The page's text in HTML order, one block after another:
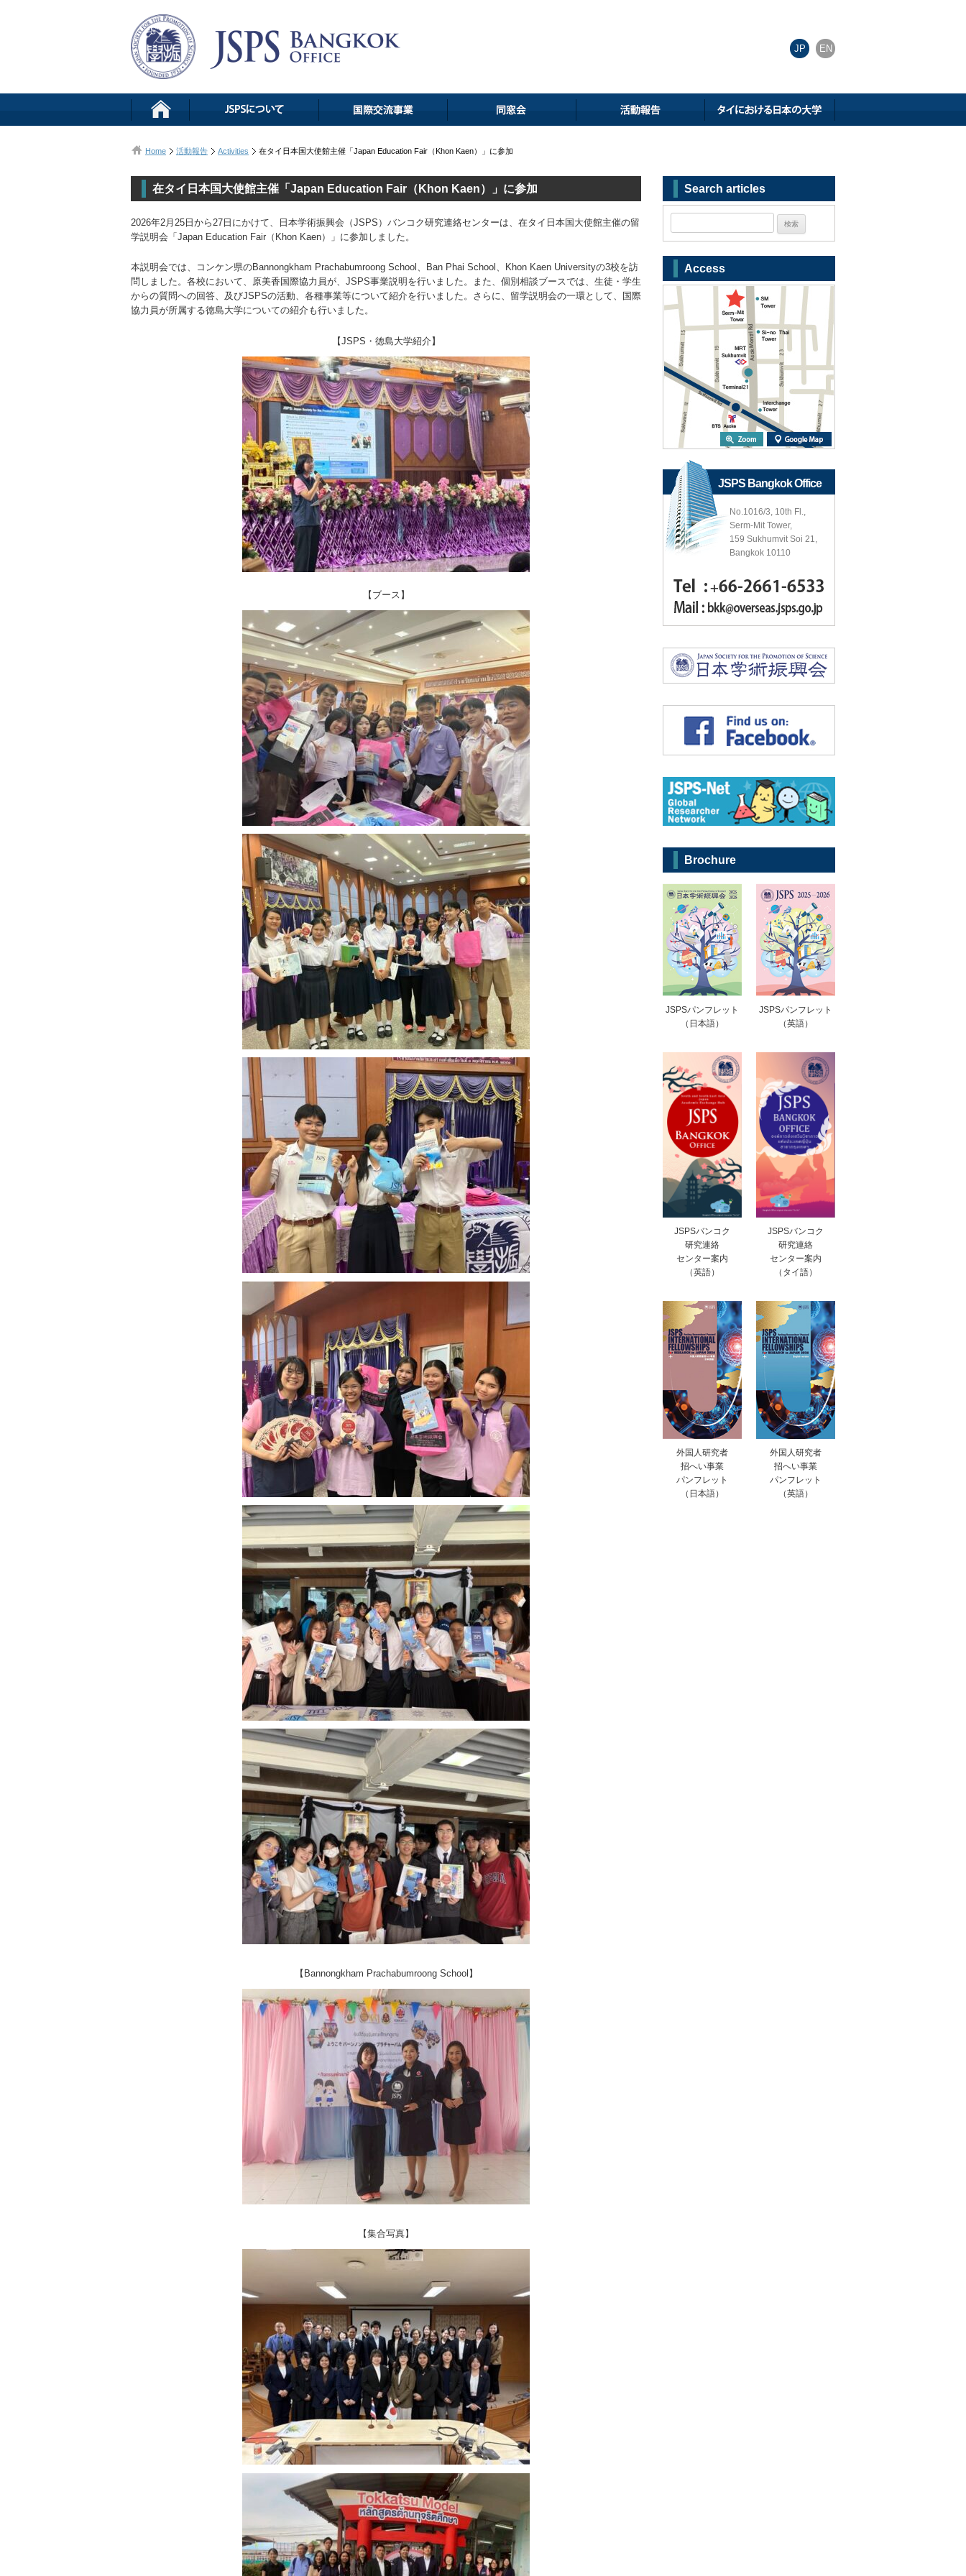
JP EN
Home 活動報告 Activities 在タイ日本国大使館主催「Japan Education Fair（Khon Kaen）」に参加
在タイ日本国大使館主催「Japan Education Fair（Khon Kaen）」に参加
2026年2月25日から27日にかけて、日本学術振興会（JSPS）バンコク研究連絡センターは、在タイ日本国大使館主催の留
学説明会「Japan Education Fair（Khon Kaen）」に参加しました。
本説明会では、コンケン県のBannongkham Prachabumroong School、Ban Phai School、Khon Kaen Universityの3校を訪
問しました。各校において、原美香国際協力員が、JSPS事業説明を行いました。また、個別相談ブースでは、生徒・学生
からの質問への回答、及びJSPSの活動、各種事業等について紹介を行いました。さらに、留学説明会の一環として、国際
協力員が所属する徳島大学についての紹介も行いました。
【JSPS・徳島大学紹介】
【ブース】
【Bannongkham Prachabumroong School】
【集合写真】
Search articles
Access
JSPS Bangkok Office
No.1016/3, 10th Fl.,
Serm-Mit Tower,
159 Sukhumvit Soi 21,
Bangkok 10110
Brochure
JSPSパンフレット
（日本語）
JSPSパンフレット
（英語）
JSPSバンコク
研究連絡
センター案内
（英語）
JSPSバンコク
研究連絡
センター案内
（タイ語）
外国人研究者
招へい事業
パンフレット
（日本語）
外国人研究者
招へい事業
パンフレット
（英語）